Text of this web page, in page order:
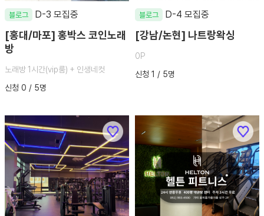
블로그 D-3 모집중
[홍대/마포] 홍박스 코인노래
방
노래방 1시간(vip룸) + 인생네컷
신청 0 / 5명
블로그 D-4 모집중
[강남/논현] 나트랑왁싱
0P
신청 1 / 5명